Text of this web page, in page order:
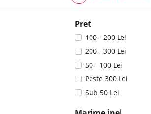
Pret
100 - 200 Lei
200 - 300 Lei
50 - 100 Lei
Peste 300 Lei
Sub 50 Lei